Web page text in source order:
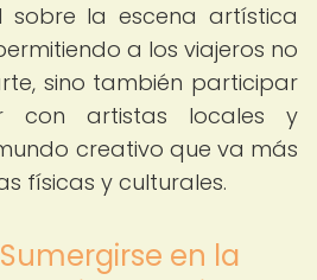
sobre la escena artística
a los viajeros no
sino también participar
con artistas locales y
creativo que va más
físicas y culturales.
en la